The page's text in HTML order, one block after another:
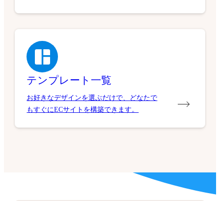
テンプレート一覧
お好きなデザインを選ぶだけで、どなたで
もすぐにECサイトを構築できます。